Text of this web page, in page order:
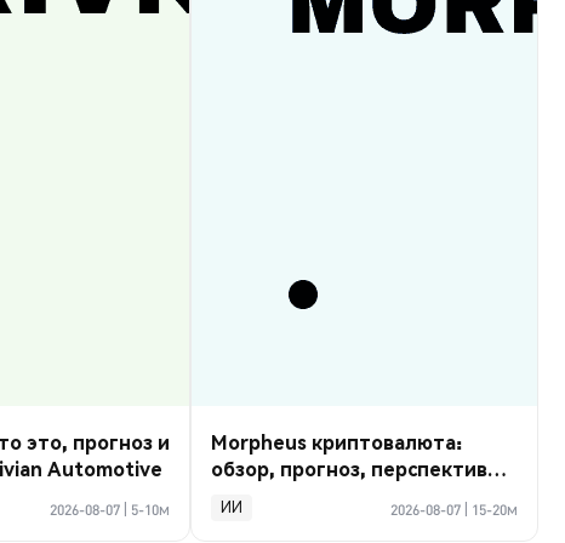
это, прогноз и
Automotive
2026-08-07 5-10м
Morpheus криптовалюта:
обзор, прогноз, перспективы
2026
ИИ 2026-08-07 15-20м